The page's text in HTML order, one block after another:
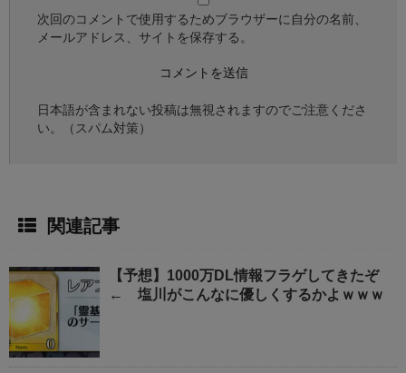
次回のコメントで使用するためブラウザーに自分の名前、
メールアドレス、サイトを保存する。
日本語が含まれない投稿は無視されますのでご注意くださ
い。（スパム対策）
関連記事
【予想】1000万DL情報フラゲしてきたぞ
← 塩川がこんなに優しくするかよｗｗｗ